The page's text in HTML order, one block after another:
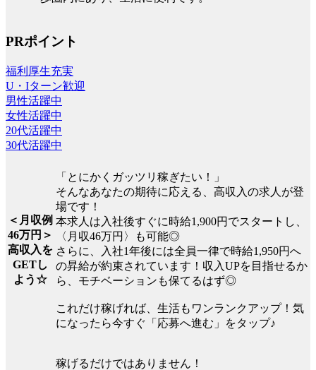
PRポイント
福利厚生充実
U・Iターン歓迎
男性活躍中
女性活躍中
20代活躍中
30代活躍中
＜月収例
46万円＞
高収入を
GETし
よう☆
「とにかくガッツリ稼ぎたい！」
そんなあなたの期待に応える、高収入の求人が登
場です！
本求人は入社後すぐに時給1,900円でスタートし、
〈月収46万円〉も可能◎
さらに、入社1年後には全員一律で時給1,950円へ
の昇給が約束されています！収入UPを目指せるか
ら、モチベーションも保てるはず◎
これだけ稼げれば、生活もワンランクアップ！気
になったら今すぐ「応募へ進む」をタップ♪
稼げるだけではありません！